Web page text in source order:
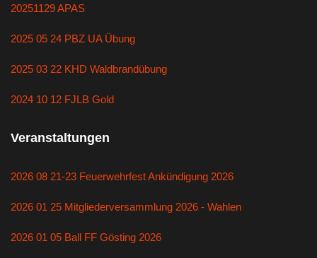
20251129 APAS
2025 05 24 PBZ UA Übung
2025 03 22 KHD Waldbrandübung
2024 10 12 FJLB Gold
Veranstaltungen
2026 08 21-23 Feuerwehrfest Ankündigung 2026
2026 01 25 Mitgliederversammlung 2026 - Wahlen
2026 01 05 Ball FF Gösting 2026